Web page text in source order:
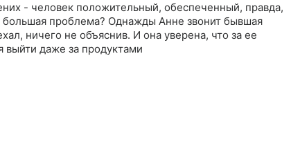
- человек положительный, обеспеченный, правда,
большая проблема? Однажды Анне звонит бывшая
ничего не объяснив. И она уверена, что за ее
выйти даже за продуктами